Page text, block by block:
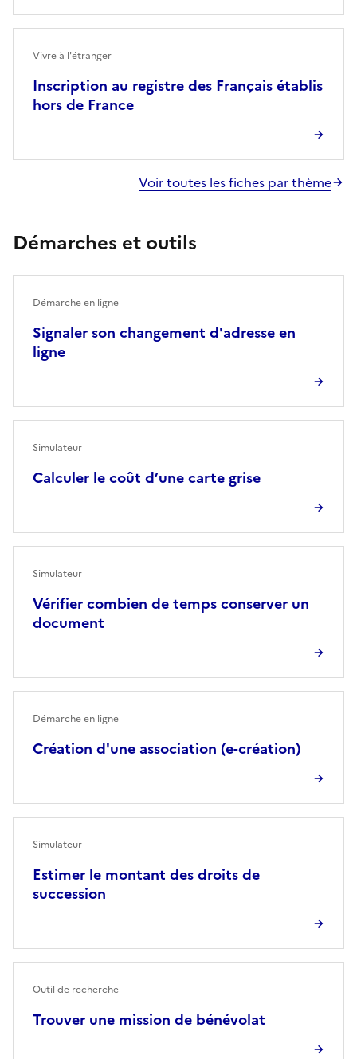
Inscription au registre des Français établis
hors de France
Vivre à l'étranger
Voir toutes les fiches par thème
Démarches et outils
Signaler son changement d'adresse en
ligne
Démarche en ligne
Calculer le coût d’une carte grise
Simulateur
Vérifier combien de temps conserver un
document
Simulateur
Création d'une association (e-création)
Démarche en ligne
Estimer le montant des droits de
succession
Simulateur
Trouver une mission de bénévolat
Outil de recherche